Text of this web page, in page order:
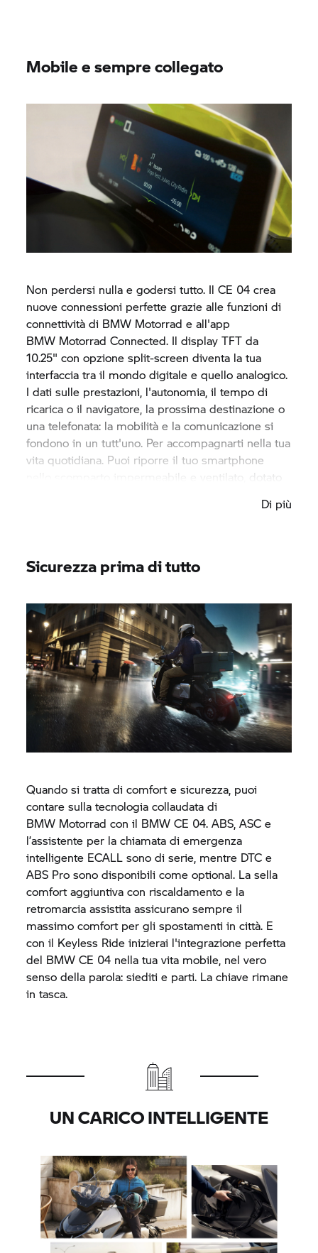
Mobile e sempre collegato
Non perdersi nulla e godersi tutto. IlCE 04 crea
nuove connessioni perfette grazie alle funzioni di
connettività di BMW Motorrad e all'app
BMW Motorrad Connected. Il display TFT da
10.25" con opzione split-screen diventa la tua
interfaccia tra il mondo digitale e quello analogico.
I dati sulle prestazioni, l'autonomia, il tempo di
ricarica o il navigatore, la prossima destinazione o
una telefonata: la mobilità e la comunicazione si
fondono in un tutt'uno. Per accompagnarti nella tua
vita quotidiana. Puoi riporre il tuo smartphone
nello scomparto impermeabile e ventilato, dotato
Di più
Sicurezza prima di tutto
Quando si tratta di comfort e sicurezza, puoi
contare sulla tecnologia collaudata di
BMW Motorrad con il BMWCE 04. ABS, ASC e
l’assistente per la chiamata di emergenza
intelligente ECALL sono di serie, mentre DTC e
ABS Pro sono disponibili come optional. La sella
comfort aggiuntiva con riscaldamento e la
retromarcia assistita assicurano sempre il
massimo comfort per gli spostamenti in città. E
con il Keyless Ride inizierai l'integrazione perfetta
del BMWCE 04 nella tua vita mobile, nel vero
senso della parola: siediti e parti. La chiave rimane
in tasca.
UN CARICO INTELLIGENTE